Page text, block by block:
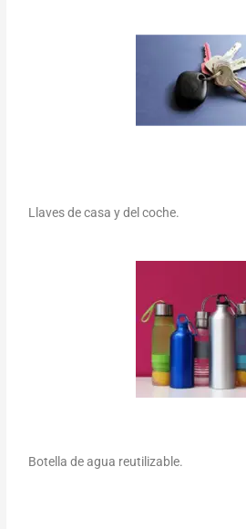
Llaves de casa y del coche.
Botella de agua reutilizable.